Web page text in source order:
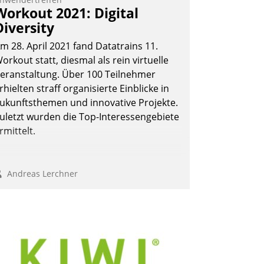
2021: Digital
28. April 2021 fand Datatrains 11.
statt, diesmal als rein virtuelle
Über 100 Teilnehmer
straff organisierte Einblicke in
und innovative Projekte.
wurden die Top-Interessengebiete
Andreas Lerchner